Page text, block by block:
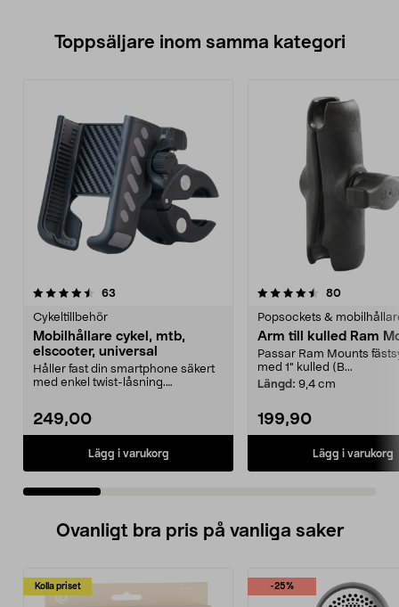
Toppsäljare inom samma kategori
63
Cykeltillbehör
Mobilhållare cykel, mtb,
elscooter, universal
Håller fast din smartphone säkert
med enkel twist-låsning.
249,00
Lägg i varukorg
4.5 av 5 stjärnor 80
Popsockets &
Arm till kulled Ram
Passar Ram Mounts
med 1" kulled (B...
Längd: 9,4 cm
199,90
Lägg i varukorg
4.5 av 5 stjärnor
Ovanligt bra pris på vanliga saker
Kolla priset -25%